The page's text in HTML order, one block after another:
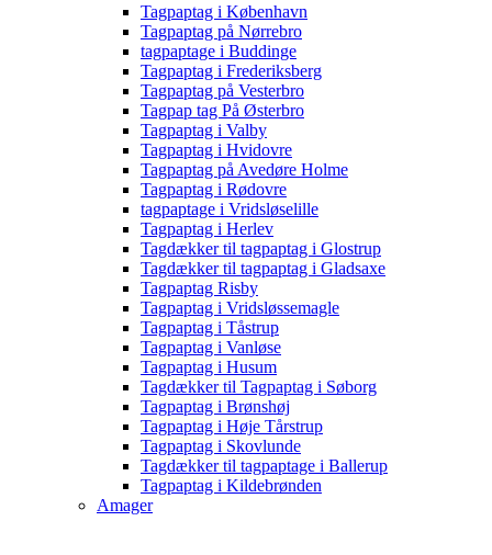
Tagpaptag i København
Tagpaptag på Nørrebro
tagpaptage i Buddinge
Tagpaptag i Frederiksberg
Tagpaptag på Vesterbro
Tagpap tag På Østerbro
Tagpaptag i Valby
Tagpaptag i Hvidovre
Tagpaptag på Avedøre Holme
Tagpaptag i Rødovre
tagpaptage i Vridsløselille
Tagpaptag i Herlev
Tagdækker til tagpaptag i Glostrup
Tagdækker til tagpaptag i Gladsaxe
Tagpaptag Risby
Tagpaptag i Vridsløssemagle
Tagpaptag i Tåstrup
Tagpaptag i Vanløse
Tagpaptag i Husum
Tagdækker til Tagpaptag i Søborg
Tagpaptag i Brønshøj
Tagpaptag i Høje Tårstrup
Tagpaptag i Skovlunde
Tagdækker til tagpaptage i Ballerup
Tagpaptag i Kildebrønden
Amager